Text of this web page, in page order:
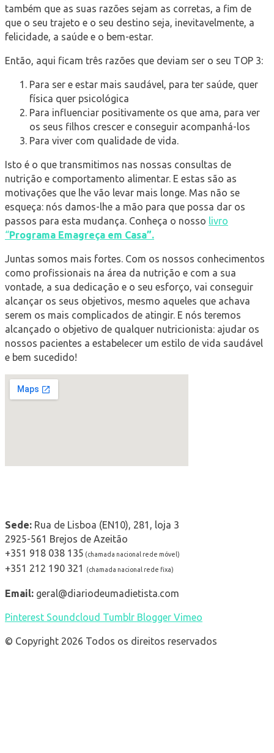
também que as suas razões sejam as corretas, a fim de
que o seu trajeto e o seu destino seja, inevitavelmente, a
felicidade, a saúde e o bem-estar.
Então, aqui ficam três razões que deviam ser o seu TOP 3:
Para ser e estar mais saudável, para ter saúde, quer
física quer psicológica
Para influenciar positivamente os que ama, para ver
os seus filhos crescer e conseguir acompanhá-los
Para viver com qualidade de vida.
Isto é o que transmitimos nas nossas consultas de
nutrição e comportamento alimentar. E estas são as
motivações que lhe vão levar mais longe. Mas não se
esqueça: nós damos-lhe a mão para que possa dar os
passos para esta mudança. Conheça o nosso livro
“Programa Emagreça em Casa”.
Juntas somos mais fortes. Com os nossos conhecimentos
como profissionais na área da nutrição e com a sua
vontade, a sua dedicação e o seu esforço, vai conseguir
alcançar os seus objetivos, mesmo aqueles que achava
serem os mais complicados de atingir. E nós teremos
alcançado o objetivo de qualquer nutricionista: ajudar os
nossos pacientes a estabelecer um estilo de vida saudável
e bem sucedido!
Sede: Rua de Lisboa (EN10), 281, loja 3
2925-561 Brejos de Azeitão
+351 918 038 135 (chamada nacional rede móvel)
+351 212 190 321 (chamada nacional rede fixa)
Email: geral@diariodeumadietista.com
Pinterest Soundcloud Tumblr Blogger Vimeo
© Copyright 2026 Todos os direitos reservados